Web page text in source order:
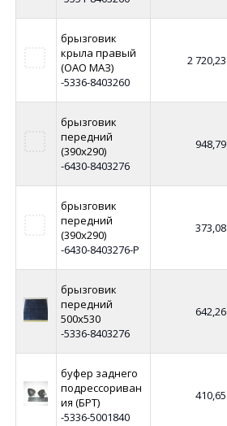
брызговик
крыла правый
(ОАО МАЗ)
-5336-8403260
2 720,23
брызговик
передний
(390х290)
-6430-8403276
948,79
брызговик
передний
(390х290)
-6430-8403276-Р
373,08
брызговик
передний
500х530
-5336-8403276
642,26
буфер заднего
подрессориван
ия (БРТ)
-5336-5001840
410,65